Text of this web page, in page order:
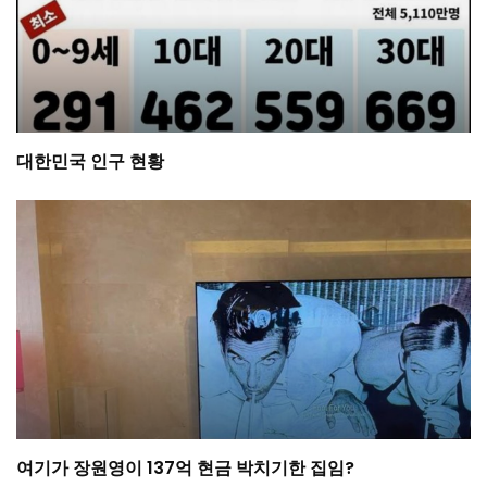
대한민국 인구 현황
여기가 장원영이 137억 현금 박치기한 집임?